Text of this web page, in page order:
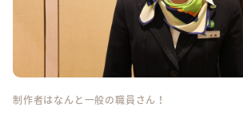
制作者はなんと一般の職員さん！